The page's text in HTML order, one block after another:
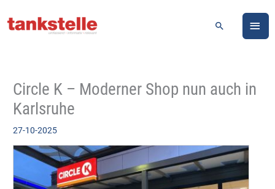
Inhalt
Suchen
Circle K – Moderner Shop nun auch in
Karlsruhe
27-10-2025